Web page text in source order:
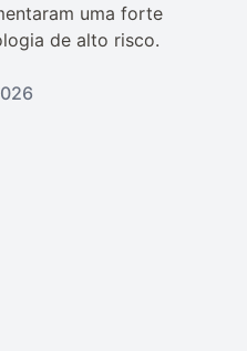
uma forte
de alto risco.